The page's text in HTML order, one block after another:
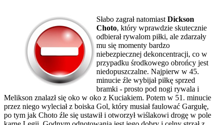
Słabo zagrał natomiast Dickson
Choto, który wprawdzie skutecznie
odbierał rywalom piłki, ale zdarzały
mu się momenty bardzo
niebezpiecznej dekoncentracji, co w
przypadku środkowego obrońcy jest
niedopuszczalne. Najpierw w 45.
minucie źle wybijał piłkę sprzed
bramki - prosto pod nogi rywala i
Melikson znalazł się oko w oko z Kuciakiem. Potem w 51. minucie
przez niego wyleciał z boiska Gol, który musiał faulować Gargułę,
po tym jak Choto źle się ustawił i otworzył wiślakowi drogę w pole